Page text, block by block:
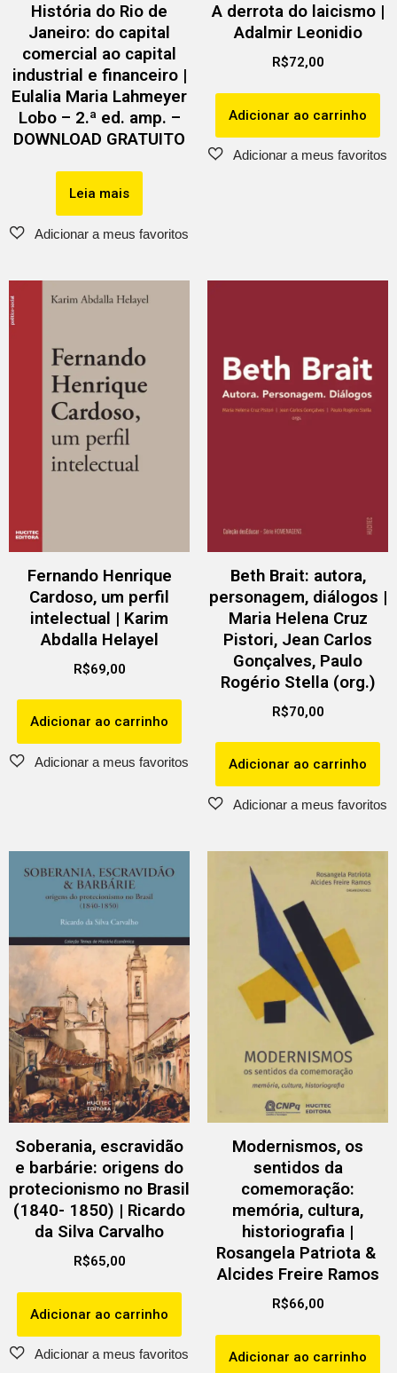
História do Rio de
Janeiro: do capital
comercial ao capital
industrial e financeiro |
Eulalia Maria Lahmeyer
Lobo – 2.ª ed. amp. –
DOWNLOAD GRATUITO
Leia mais
A derrota do laicismo |
Adalmir Leonidio
R$72,00
Adicionar ao carrinho
Fernando Henrique
Cardoso, um perfil
intelectual | Karim
Abdalla Helayel
R$69,00
Adicionar ao carrinho
Beth Brait: autora,
personagem, diálogos |
Maria Helena Cruz
Pistori, Jean Carlos
Gonçalves, Paulo
Rogério Stella (org.)
R$70,00
Adicionar ao carrinho
Soberania, escravidão
e barbárie: origens do
protecionismo no Brasil
(1840- 1850) | Ricardo
da Silva Carvalho
R$65,00
Adicionar ao carrinho
Modernismos, os
sentidos da
comemoração:
memória, cultura,
historiografia |
Rosangela Patriota &
Alcides Freire Ramos
R$66,00
Adicionar ao carrinho